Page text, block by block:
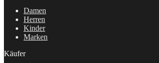
Damen
Herren
Kinder
Marken
Käufer